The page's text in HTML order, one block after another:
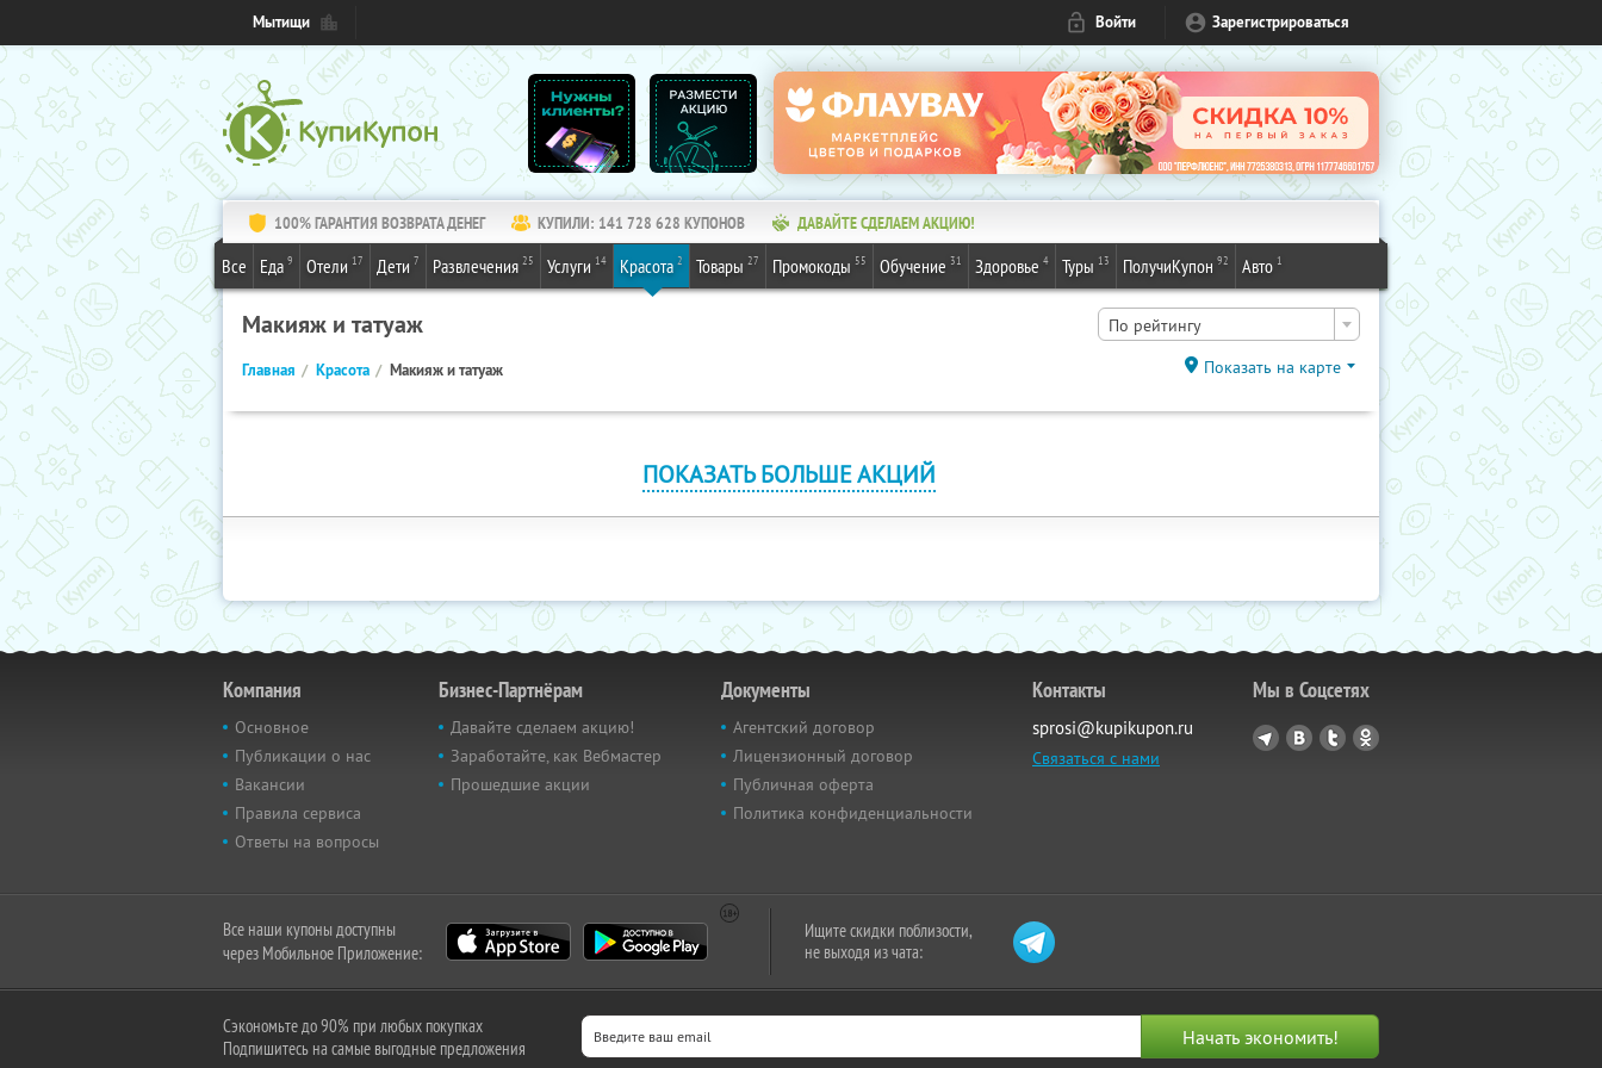
Мытищи Войти Зарегистрироваться
100% ГАРАНТИЯ ВОЗВРАТА ДЕНЕГ КУПИЛИ: 141 728 628 КУПОНОВ ДАВАЙТЕ СДЕЛАЕМ АКЦИЮ!
Все Еда 9 Отели 17 Дети 7 Развлечения 25 Услуги 14 Красота 2 Товары 27 Промокоды 55 Обучение 31 Здоровье 4 Туры 13 ПолучиКупон 92 Авто 1
Макияж и татуаж По рейтингу
Главная Красота Макияж и татуаж Показать на карте
ПОКАЗАТЬ БОЛЬШЕ АКЦИЙ
Компания
Основное
Публикации о нас
Вакансии
Правила сервиса
Ответы на вопросы
Бизнес-Партнёрам
Давайте сделаем акцию!
Заработайте, как Вебмастер
Прошедшие акции
Документы
Агентский договор
Лицензионный договор
Публичная оферта
Политика конфиденциальности
Контакты
sprosi@kupikupon.ru
Связаться с нами
Мы в Соцсетях
Все наши купоны доступны
через Мобильное Приложение:
Ищите скидки поблизости,
не выходя из чата:
Сэкономьте до 90% при любых покупках
Подпишитесь на самые выгодные предложения